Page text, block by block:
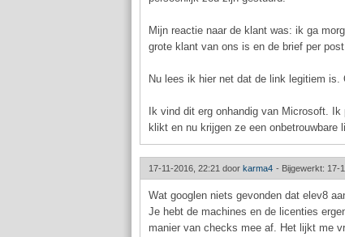
Mijn reactie naar de klant was: ik ga
grote klant van ons is en de brief per
Nu lees ik hier net dat de link legitiem
Ik vind dit erg onhandig van Microsoft.
klikt en nu krijgen ze een
17-11-2016, 22:21 door karma4 - Bijgewerkt: 17-
Wat googlen niets gevonden dat elev8
Je hebt de machines en de licenties
manier van checks mee af. Het lijkt me